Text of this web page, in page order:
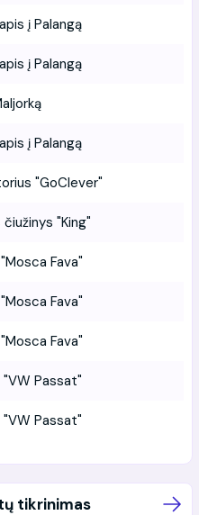
į Palangą
į Palangą
į Palangą
"GoClever"
"King"
Fava"
Fava"
Fava"
Passat"
Passat"
tikrinimas